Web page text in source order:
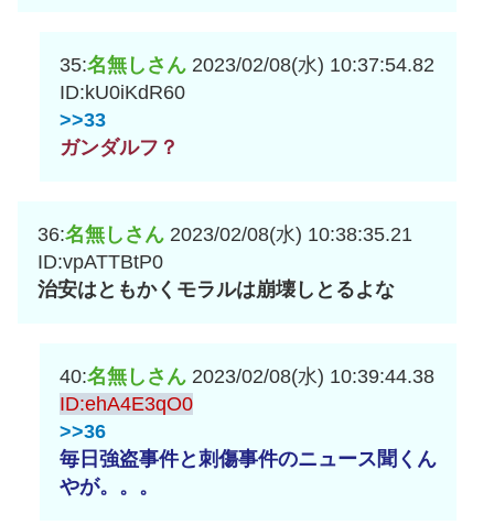
35:名無しさん 2023/02/08(水) 10:37:54.82
ID:kU0iKdR60
>>33
ガンダルフ？
36:名無しさん 2023/02/08(水) 10:38:35.21
ID:vpATTBtP0
治安はともかくモラルは崩壊しとるよな
40:名無しさん 2023/02/08(水) 10:39:44.38
ID:ehA4E3qO0
>>36
毎日強盗事件と刺傷事件のニュース聞くん
やが。。。